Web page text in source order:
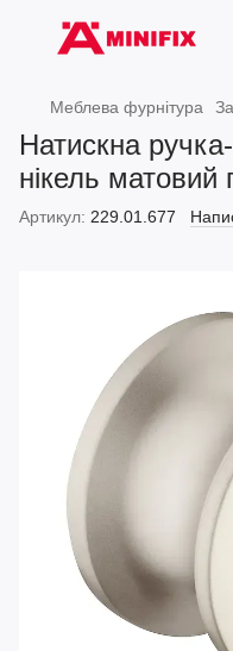
Меблева фурнітура
Натискна
нікель матовий
Артикул: 229.01.677